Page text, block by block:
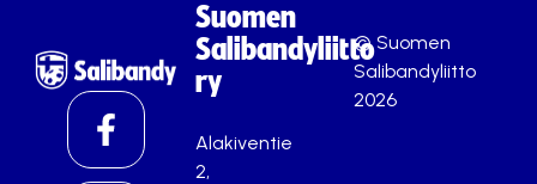
Suomen
Salibandyliitto
ry
Alakiventie
2,
© Suomen
Salibandyliitto
2026